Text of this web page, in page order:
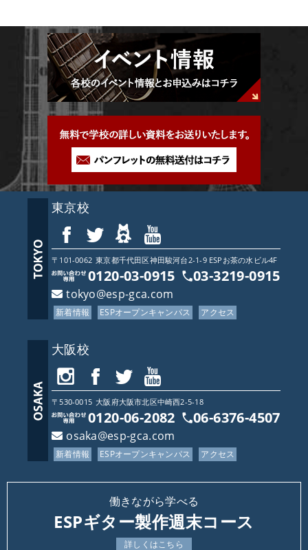
東京校
〒101-0062 東京都千代田区神田駿河台2-1-9 ESPお茶の水ビル4F
0120-03-0915 03-3219-0915
tokyo@esp-gca.com
新着情報 ESPオープンキャンパス アクセス
大阪校
〒530-0015 大阪府大阪市北区中崎西2-5-18
0120-06-2082 06-6376-4507
osaka@esp-gca.com
新着情報 ESPオープンキャンパス アクセス
働きながら学べる
ESPギター製作週末コース
詳しくはこちら